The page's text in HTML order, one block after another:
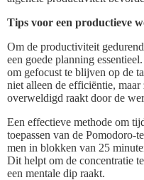
Tips voor een productieve
Om de productiviteit
een goede planning
om gefocust te blijven op de
niet alleen de efficiëntie,
overweldigd raakt door de
Een effectieve methode om
toepassen van de Pomodoro-
men in blokken van 25
Dit helpt om de concentratie
een mentale dip raakt.